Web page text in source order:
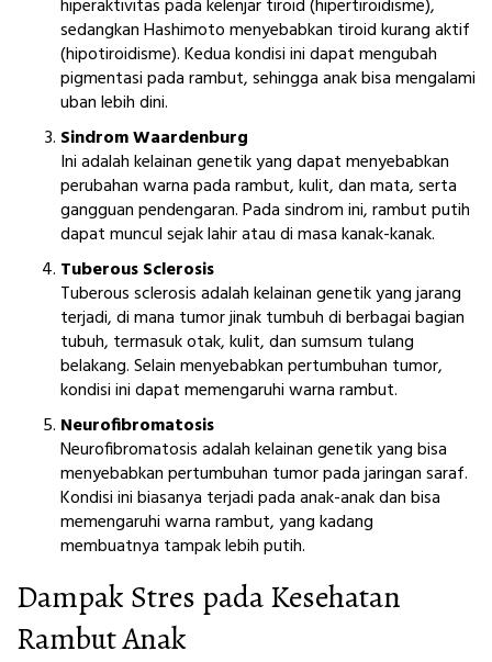
hiperaktivitas pada kelenjar tiroid (hipertiroidisme),
sedangkan Hashimoto menyebabkan tiroid kurang aktif
(hipotiroidisme). Kedua kondisi ini dapat mengubah
pigmentasi pada rambut, sehingga anak bisa mengalami
uban lebih dini.
Sindrom Waardenburg
Ini adalah kelainan genetik yang dapat menyebabkan
perubahan warna pada rambut, kulit, dan mata, serta
gangguan pendengaran. Pada sindrom ini, rambut putih
dapat muncul sejak lahir atau di masa kanak-kanak.
Tuberous Sclerosis
Tuberous sclerosis adalah kelainan genetik yang jarang
terjadi, di mana tumor jinak tumbuh di berbagai bagian
tubuh, termasuk otak, kulit, dan sumsum tulang
belakang. Selain menyebabkan pertumbuhan tumor,
kondisi ini dapat memengaruhi warna rambut.
Neurofibromatosis
Neurofibromatosis adalah kelainan genetik yang bisa
menyebabkan pertumbuhan tumor pada jaringan saraf.
Kondisi ini biasanya terjadi pada anak-anak dan bisa
memengaruhi warna rambut, yang kadang
membuatnya tampak lebih putih.
Dampak Stres pada Kesehatan
Rambut Anak